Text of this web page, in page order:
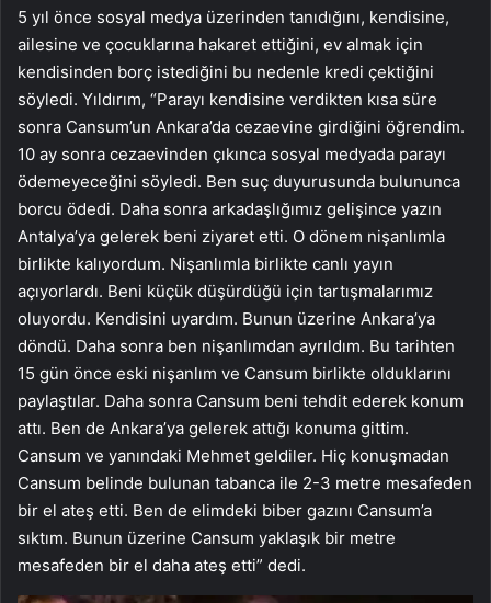
5 yıl önce sosyal medya üzerinden tanıdığını, kendisine,
ailesine ve çocuklarına hakaret ettiğini, ev almak için
kendisinden borç istediğini bu nedenle kredi çektiğini
söyledi. Yıldırım, “Parayı kendisine verdikten kısa süre
sonra Cansum’un Ankara’da cezaevine girdiğini öğrendim.
10 ay sonra cezaevinden çıkınca sosyal medyada parayı
ödemeyeceğini söyledi. Ben suç duyurusunda bulununca
borcu ödedi. Daha sonra arkadaşlığımız gelişince yazın
Antalya’ya gelerek beni ziyaret etti. O dönem nişanlımla
birlikte kalıyordum. Nişanlımla birlikte canlı yayın
açıyorlardı. Beni küçük düşürdüğü için tartışmalarımız
oluyordu. Kendisini uyardım. Bunun üzerine Ankara’ya
döndü. Daha sonra ben nişanlımdan ayrıldım. Bu tarihten
15 gün önce eski nişanlım ve Cansum birlikte olduklarını
paylaştılar. Daha sonra Cansum beni tehdit ederek konum
attı. Ben de Ankara’ya gelerek attığı konuma gittim.
Cansum ve yanındaki Mehmet geldiler. Hiç konuşmadan
Cansum belinde bulunan tabanca ile 2-3 metre mesafeden
bir el ateş etti. Ben de elimdeki biber gazını Cansum’a
sıktım. Bunun üzerine Cansum yaklaşık bir metre
mesafeden bir el daha ateş etti” dedi.